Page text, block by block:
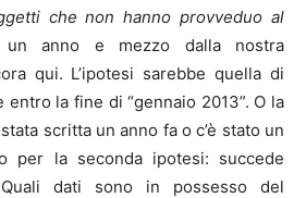
che non hanno provveduo al
anno e mezzo dalla nostra
qui. L’ipotesi sarebbe quella di
la fine di “gennaio 2013”. O la
scritta un anno fa o c’è stato un
per la seconda ipotesi: succede
dati sono in possesso del